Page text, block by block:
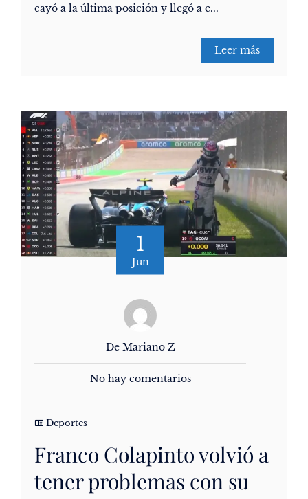
cayó a la última posición y llegó a e...
Leer más
1
Jun
De Mariano Z
No hay comentarios
Deportes
Franco Colapinto volvió a
tener problemas con su